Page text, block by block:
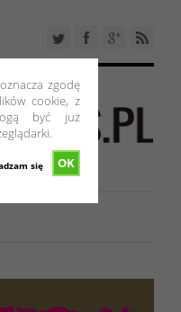
zgodę
cookie, z
być już
OK
się